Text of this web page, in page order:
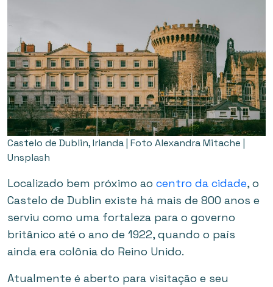
Castelo de Dublin, Irlanda | Foto Alexandra Mitache |
Unsplash
Localizado bem próximo ao centro da cidade, o
Castelo de Dublin existe há mais de 800 anos e
serviu como uma fortaleza para o governo
britânico até o ano de 1922, quando o país
ainda era colônia do Reino Unido.
Atualmente é aberto para visitação e seu